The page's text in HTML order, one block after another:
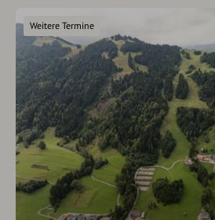
Weitere Termine